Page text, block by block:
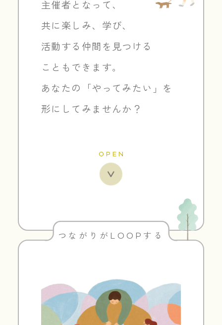
主催者となって、
共に楽しみ、学び、
活動する仲間を 見つける
こともできます。
あなたの「やってみたい」を
形にしてみませんか？
OPEN
つながりがLOOPする